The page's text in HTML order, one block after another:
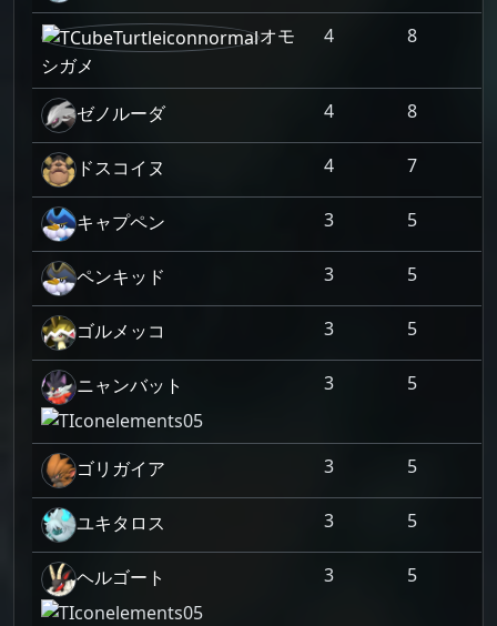
オモ
シガメ
4 8
ゼノルーダ 4 8
ドスコイヌ 4 7
キャプペン 3 5
ペンキッド 3 5
ゴルメッコ 3 5
ニャンバット 3 5
ゴリガイア 3 5
ユキタロス 3 5
ヘルゴート 3 5